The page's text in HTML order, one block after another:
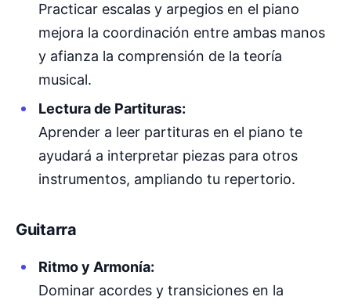
Practicar escalas y arpegios en el piano
mejora la coordinación entre ambas manos
y afianza la comprensión de la teoría
musical.
Lectura de Partituras:
Aprender a leer partituras en el piano te
ayudará a interpretar piezas para otros
instrumentos, ampliando tu repertorio.
Guitarra
Ritmo y Armonía:
Dominar acordes y transiciones en la